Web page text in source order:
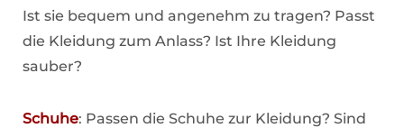
Ist sie bequem und angenehm zu tragen? Passt
die Kleidung zum Anlass? Ist Ihre Kleidung
sauber?
Schuhe: Passen die Schuhe zur Kleidung? Sind